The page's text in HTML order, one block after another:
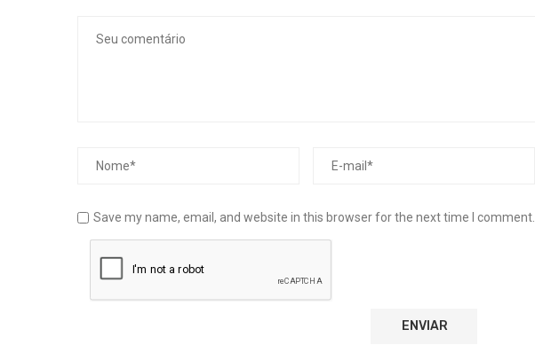
Save my name, email, and website in this browser for the next time I comment.